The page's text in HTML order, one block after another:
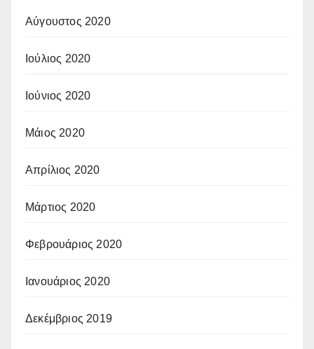
Αύγουστος 2020
Ιούλιος 2020
Ιούνιος 2020
Μάιος 2020
Απρίλιος 2020
Μάρτιος 2020
Φεβρουάριος 2020
Ιανουάριος 2020
Δεκέμβριος 2019